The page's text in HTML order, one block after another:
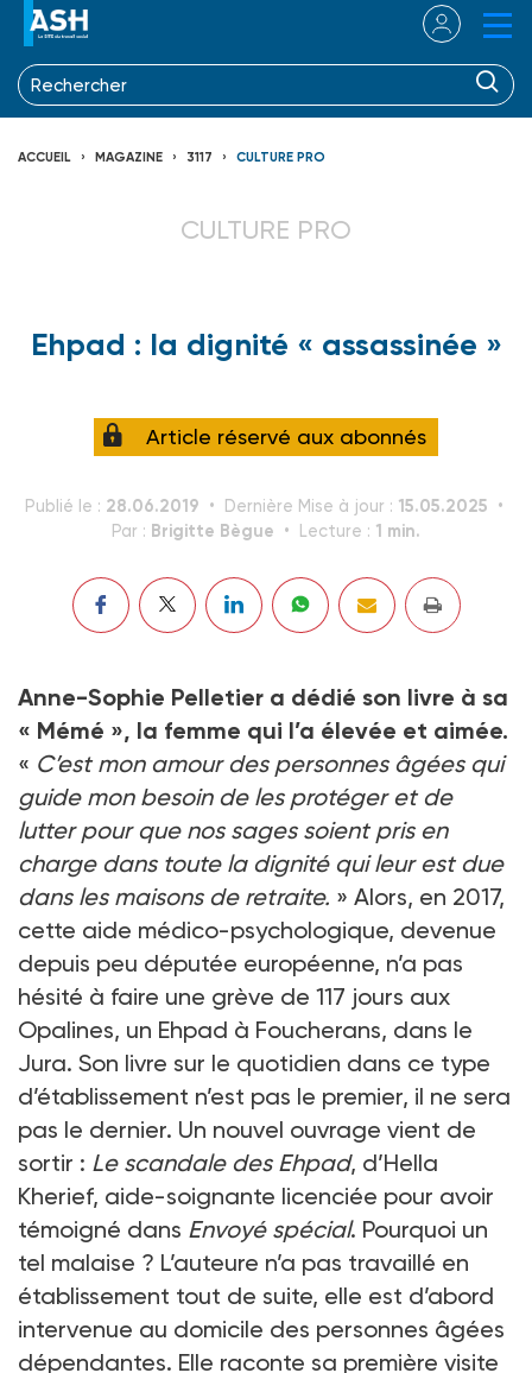
ACCUEIL MAGAZINE 3117 CULTURE PRO
CULTURE PRO
Ehpad : la dignité « assassinée »
Article réservé aux abonnés
Publié le : 28.06.2019 Dernière Mise à jour : 15.05.2025
Par : Brigitte Bègue Lecture : 1 min.
Anne-Sophie Pelletier a dédié son livre à sa
« Mémé », la femme qui l’a élevée et aimée.
« C’est mon amour des personnes âgées qui
guide mon besoin de les protéger et de
lutter pour que nos sages soient pris en
charge dans toute la dignité qui leur est due
dans les maisons de retraite. » Alors, en 2017,
cette aide médico-psychologique, devenue
depuis peu députée européenne, n’a pas
hésité à faire une grève de 117 jours aux
Opalines, un Ehpad à Foucherans, dans le
Jura. Son livre sur le quotidien dans ce type
d’établissement n’est pas le premier, il ne sera
pas le dernier. Un nouvel ouvrage vient de
sortir : Le scandale des Ehpad, d’Hella
Kherief, aide-soignante licenciée pour avoir
témoigné dans Envoyé spécial. Pourquoi un
tel malaise ? L’auteure n’a pas travaillé en
établissement tout de suite, elle est d’abord
intervenue au domicile des personnes âgées
dépendantes. Elle raconte sa première visite